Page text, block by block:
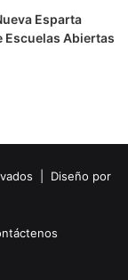
Esparta
Escuelas Abiertas
| Diseño por